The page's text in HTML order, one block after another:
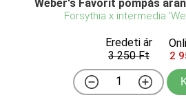
Weber's Favorit pompás
Forsythia x intermedia
Eredeti ár
3 250 Ft
2